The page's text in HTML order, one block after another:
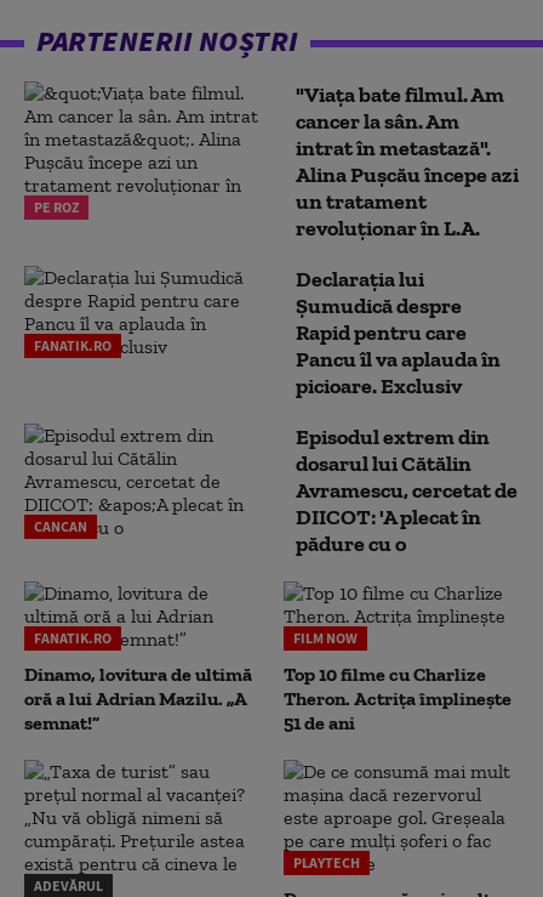
PARTENERII NOȘTRI
PE ROZ
"Viața bate filmul. Am
cancer la sân. Am
intrat în metastază".
Alina Pușcău începe azi
un tratament
revoluționar în L.A.
FANATIK.RO
Declarația lui
Șumudică despre
Rapid pentru care
Pancu îl va aplauda în
picioare. Exclusiv
CANCAN
Episodul extrem din
dosarul lui Cătălin
Avramescu, cercetat de
DIICOT: 'A plecat în
pădure cu o
FANATIK.RO
Dinamo, lovitura de ultimă
oră a lui Adrian Mazilu. „A
semnat!”
FILM NOW
Top 10 filme cu Charlize
Theron. Actrița împlinește
51 de ani
ADEVĂRUL
PLAYTECH